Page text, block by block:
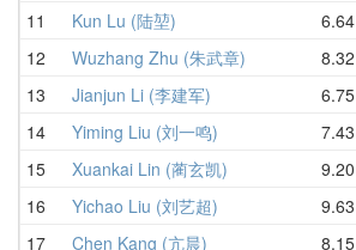
11 Kun Lu (陆堃) 6.64
12 Wuzhang Zhu (朱武章) 8.32
13 Jianjun Li (李建军) 6.75
14 Yiming Liu (刘一鸣) 7.43
15 Xuankai Lin (蔺玄凯) 9.20
16 Yichao Liu (刘艺超) 9.63
17 Chen Kang (亢晨) 8.15